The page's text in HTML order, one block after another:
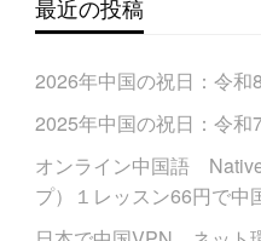
ー
ョ
ン
最近の投稿
2026年中国の祝日：令和
2025年中国の祝日：令和
オンライン中国語
プ）１レッスン66円で中